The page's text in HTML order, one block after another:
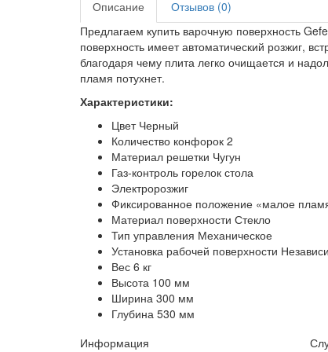
Описание
Отзывов (0)
Предлагаем купить варочную поверхность
поверхность имеет автоматический розжиг,
благодаря чему плита легко очищается и
пламя потухнет.
Характеристики:
Цвет Черный
Количество конфорок 2
Материал решетки Чугун
Газ-контроль горелок стола
Электророзжиг
Фиксированное положение «малое
Материал поверхности Стекло
Тип управления Механическое
Установка рабочей поверхности
Вес 6 кг
Высота 100 мм
Ширина 300 мм
Глубина 530 мм
Информация